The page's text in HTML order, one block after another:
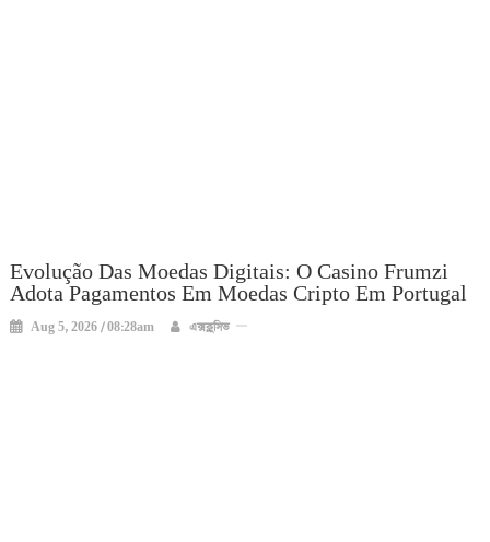
Evolução Das Moedas Digitais: O Casino Frumzi
Adota Pagamentos Em Moedas Cripto Em Portugal
Aug 5, 2026 / 08:28am এক্সক্লুসিভ